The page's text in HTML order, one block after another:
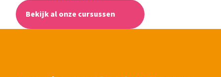
Bekijk al onze cursussen